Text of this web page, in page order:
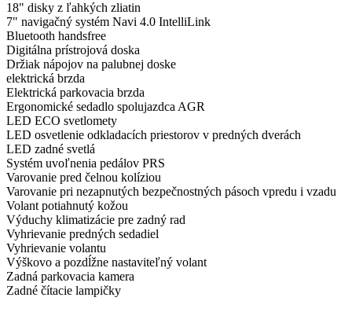
18" disky z ľahkých zliatin
7" navigačný systém Navi 4.0 IntelliLink
Bluetooth handsfree
Digitálna prístrojová doska
Držiak nápojov na palubnej doske
elektrická brzda
Elektrická parkovacia brzda
Ergonomické sedadlo spolujazdca AGR
LED ECO svetlomety
LED osvetlenie odkladacích priestorov v predných dverách
LED zadné svetlá
Systém uvoľnenia pedálov PRS
Varovanie pred čelnou kolíziou
Varovanie pri nezapnutých bezpečnostných pásoch vpredu i vzadu
Volant potiahnutý kožou
Výduchy klimatizácie pre zadný rad
Vyhrievanie predných sedadiel
Vyhrievanie volantu
Výškovo a pozdĺžne nastaviteľný volant
Zadná parkovacia kamera
Zadné čítacie lampičky